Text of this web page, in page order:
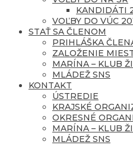
KANDIDÁTI
VOĽBY DO VÚC
STAŤ SA ČLENOM
PRIHLÁŠKA
ZALOŽENIE
MARÍNA – KLUB
MLÁDEŽ SNS
KONTAKT
ÚSTREDIE
KRAJSKÉ
OKRESNÉ
MARÍNA – KLUB
MLÁDEŽ SNS